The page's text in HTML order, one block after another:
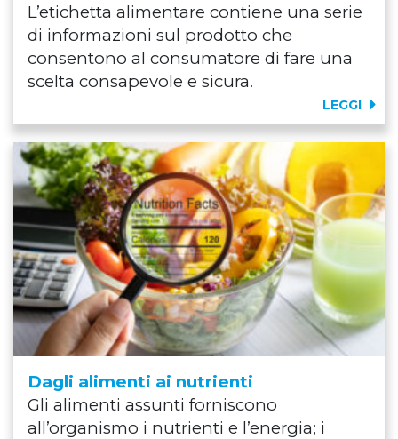
L’etichetta alimentare contiene una serie
di informazioni sul prodotto che
consentono al consumatore di fare una
scelta consapevole e sicura.
LEGGI
Dagli alimenti ai nutrienti
Gli alimenti assunti forniscono
all’organismo i nutrienti e l’energia; i